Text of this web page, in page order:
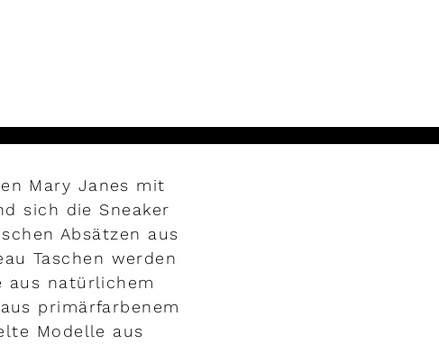
Mary Janes mit
sich die Sneaker
Absätzen aus
Taschen werden
aus natürlichem
primärfarbenem
Modelle aus